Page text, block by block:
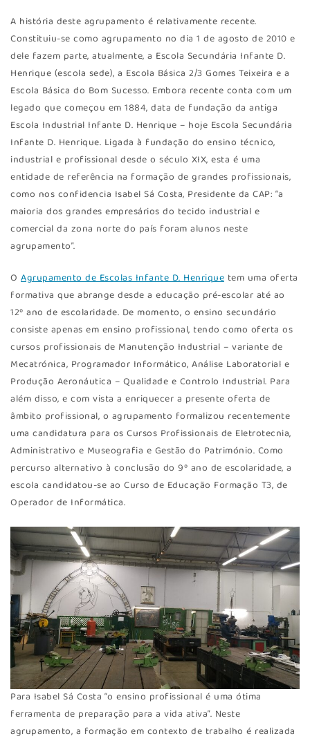
A história deste agrupamento é relativamente recente.
Constituiu-se como agrupamento no dia 1 de agosto de 2010 e
dele fazem parte, atualmente, a Escola Secundária Infante D.
Henrique (escola sede), a Escola Básica 2/3 Gomes Teixeira e a
Escola Básica do Bom Sucesso. Embora recente conta com um
legado que começou em 1884, data de fundação da antiga
Escola Industrial Infante D. Henrique – hoje Escola Secundária
Infante D. Henrique. Ligada à fundação do ensino técnico,
industrial e profissional desde o século XIX, esta é uma
entidade de referência na formação de grandes profissionais,
como nos confidencia Isabel Sá Costa, Presidente da CAP: “a
maioria dos grandes empresários do tecido industrial e
comercial da zona norte do país foram alunos neste
agrupamento”.
O Agrupamento de Escolas Infante D. Henrique tem uma oferta
formativa que abrange desde a educação pré-escolar até ao
12º ano de escolaridade. De momento, o ensino secundário
consiste apenas em ensino profissional, tendo como oferta os
cursos profissionais de Manutenção Industrial – variante de
Mecatrónica, Programador Informático, Análise Laboratorial e
Produção Aeronáutica – Qualidade e Controlo Industrial. Para
além disso, e com vista a enriquecer a presente oferta de
âmbito profissional, o agrupamento formalizou recentemente
uma candidatura para os Cursos Profissionais de Eletrotecnia,
Administrativo e Museografia e Gestão do Património. Como
percurso alternativo à conclusão do 9º ano de escolaridade, a
escola candidatou-se ao Curso de Educação Formação T3, de
Operador de Informática.
Para Isabel Sá Costa “o ensino profissional é uma ótima
ferramenta de preparação para a vida ativa”. Neste
agrupamento, a formação em contexto de trabalho é realizada